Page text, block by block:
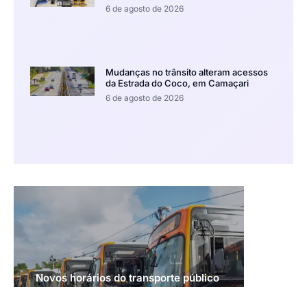
6 de agosto de 2026
Mudanças no trânsito alteram acessos
da Estrada do Coco, em Camaçari
6 de agosto de 2026
Novos horários do transporte público